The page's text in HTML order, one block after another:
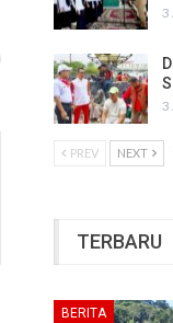
3
3
PREV NEXT
TERBARU
BERITA